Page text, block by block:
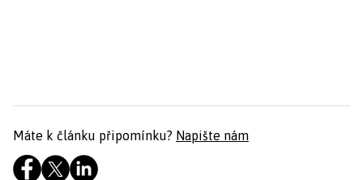
Máte k článku připomínku? Napište nám